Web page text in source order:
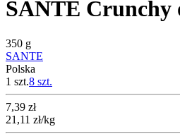
SANTE Crunchy
350 g
SANTE
Polska
1 szt.8 szt.
Cena
7,39 zł
21,11 zł/kg